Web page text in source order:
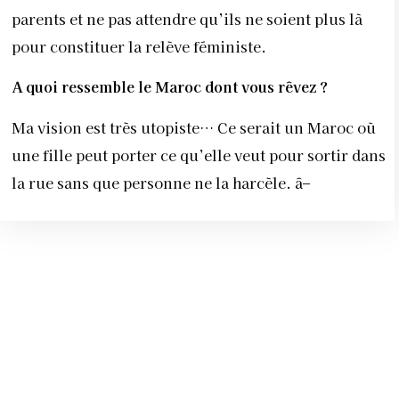
parents et ne pas attendre qu’ils ne soient plus là
pour constituer la relève féministe.
A quoi ressemble le Maroc dont vous rêvez ?
Ma vision est très utopiste… Ce serait un Maroc où
une fille peut porter ce qu’elle veut pour sortir dans
la rue sans que personne ne la harcèle. â–